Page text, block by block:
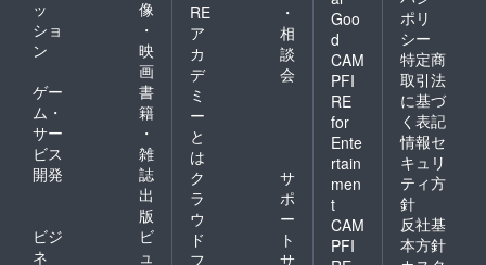
ッ
ショ
ン
像
・
映
画
ゲー
ム・
サー
ビス
開発
書
籍
・
雑
誌
出
版
ビジ
ネ
ビ
ュ
RE
ア
カ
デ
ミ
ー
と
は
・
相
談
会
ク
ラ
ウ
ド
フ
サ
ポ
ー
ト
サ
Goo
d
CAM
PFI
RE
for
Ente
rtain
men
t
CAM
PFI
ポリ
シー
特定商
取引法
に基づ
く表記
情報セ
キュリ
ティ方
針
反社基
本方針